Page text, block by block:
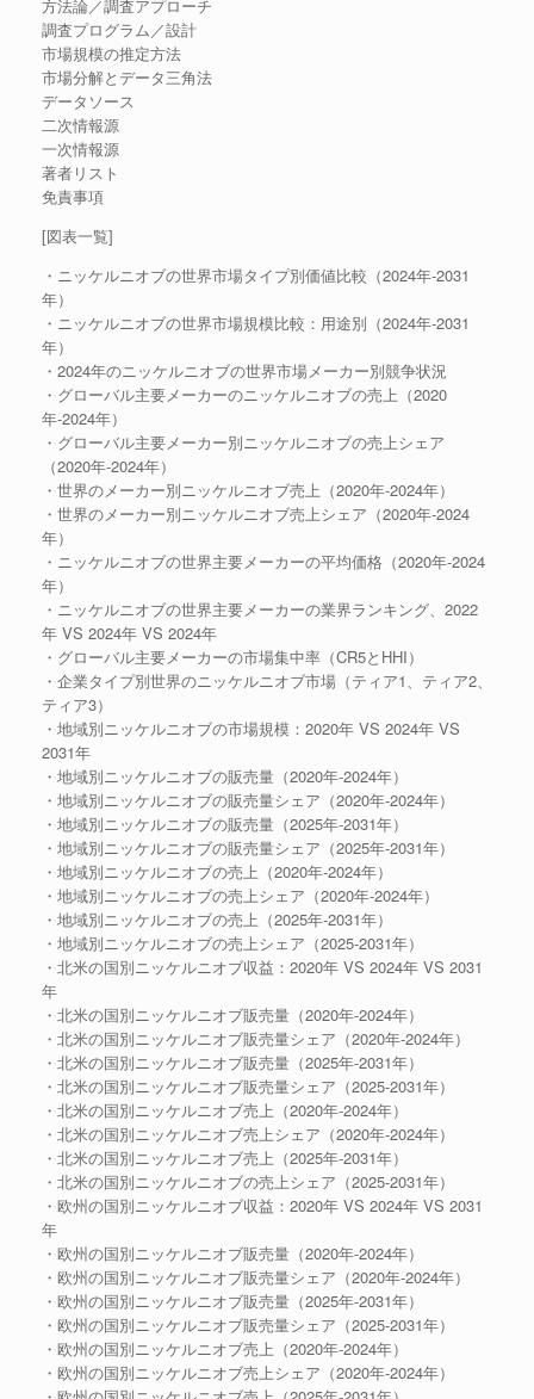
方法論／調査アプローチ
調査プログラム／設計
市場規模の推定方法
市場分解とデータ三角法
データソース
二次情報源
一次情報源
著者リスト
免責事項
[図表一覧]
・ニッケルニオブの世界市場タイプ別価値比較（2024年-2031
年）
・ニッケルニオブの世界市場規模比較：用途別（2024年-2031
年）
・2024年のニッケルニオブの世界市場メーカー別競争状況
・グローバル主要メーカーのニッケルニオブの売上（2020
年-2024年）
・グローバル主要メーカー別ニッケルニオブの売上シェア
（2020年-2024年）
・世界のメーカー別ニッケルニオブ売上（2020年-2024年）
・世界のメーカー別ニッケルニオブ売上シェア（2020年-2024
年）
・ニッケルニオブの世界主要メーカーの平均価格（2020年-2024
年）
・ニッケルニオブの世界主要メーカーの業界ランキング、2022
年 VS 2024年 VS 2024年
・グローバル主要メーカーの市場集中率（CR5とHHI）
・企業タイプ別世界のニッケルニオブ市場（ティア1、ティア2、
ティア3）
・地域別ニッケルニオブの市場規模：2020年 VS 2024年 VS
2031年
・地域別ニッケルニオブの販売量（2020年-2024年）
・地域別ニッケルニオブの販売量シェア（2020年-2024年）
・地域別ニッケルニオブの販売量（2025年-2031年）
・地域別ニッケルニオブの販売量シェア（2025年-2031年）
・地域別ニッケルニオブの売上（2020年-2024年）
・地域別ニッケルニオブの売上シェア（2020年-2024年）
・地域別ニッケルニオブの売上（2025年-2031年）
・地域別ニッケルニオブの売上シェア（2025-2031年）
・北米の国別ニッケルニオブ収益：2020年 VS 2024年 VS 2031
年
・北米の国別ニッケルニオブ販売量（2020年-2024年）
・北米の国別ニッケルニオブ販売量シェア（2020年-2024年）
・北米の国別ニッケルニオブ販売量（2025年-2031年）
・北米の国別ニッケルニオブ販売量シェア（2025-2031年）
・北米の国別ニッケルニオブ売上（2020年-2024年）
・北米の国別ニッケルニオブ売上シェア（2020年-2024年）
・北米の国別ニッケルニオブ売上（2025年-2031年）
・北米の国別ニッケルニオブの売上シェア（2025-2031年）
・欧州の国別ニッケルニオブ収益：2020年 VS 2024年 VS 2031
年
・欧州の国別ニッケルニオブ販売量（2020年-2024年）
・欧州の国別ニッケルニオブ販売量シェア（2020年-2024年）
・欧州の国別ニッケルニオブ販売量（2025年-2031年）
・欧州の国別ニッケルニオブ販売量シェア（2025-2031年）
・欧州の国別ニッケルニオブ売上（2020年-2024年）
・欧州の国別ニッケルニオブ売上シェア（2020年-2024年）